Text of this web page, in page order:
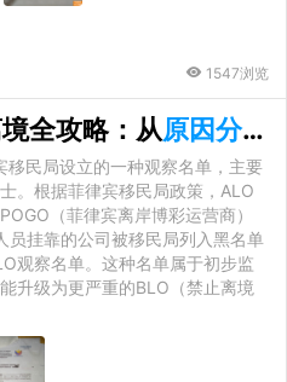
1547浏览
全攻略：从原因分析
民局设立的一种观察名单，主要
。根据菲律宾移民局政策，ALO
（菲律宾离岸博彩运营商）
员挂靠的公司被移民局列入黑名单
观察名单。这种名单属于初步监
升级为更严重的BLO（禁止离境